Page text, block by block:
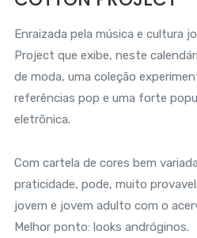
Enraizada pela música e cultura
Project que exibe, neste
de moda, uma coleção
referências pop e uma forte
eletrônica.
Com cartela de cores bem
praticidade, pode, muito
jovem e jovem adulto com o
Melhor ponto: looks andróginos.